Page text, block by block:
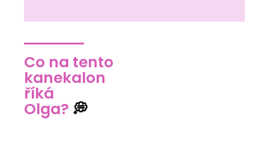
Co na tento
kanekalon
říká
Olga? 💭